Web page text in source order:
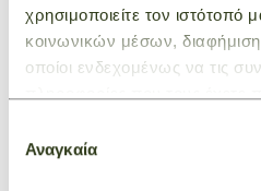
χρησιμοποιείτε τον ιστότοπό
κοινωνικών μέσων,
οποίοι ενδεχομένως να τις
των υπηρεσιών τους.
συγκατάθεσης
Αναγκαία